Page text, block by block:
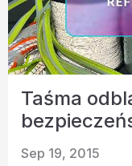
Taśma
Sep 19, 2015